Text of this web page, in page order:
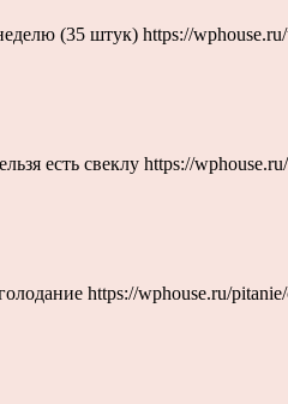
(35 штук) https://
есть свеклу https://
https://wphouse.ru/